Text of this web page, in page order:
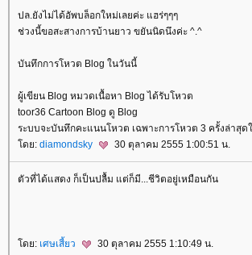
ปล.ยังไม่ได้อัพบล็อกใหม่เลยค่ะ แฮร่ๆๆๆ
ช่วงนี้ขอสะสางการบ้านยาว ขยันนิดนึงค่ะ ^.^
บันทึกการโหวต Blog ในวันนี้
ผู้เขียน Blog หมวดเนื้อหา Blog ได้รับโหวต
toor36 Cartoon Blog ดู Blog
ระบบจะบันทึกคะแนนโหวต เฉพาะการโหวต 3 ครั้งล่าสุ
ดย: diamondsky 30 ตุลาคม 2555 1:00:51 น.
ตัวที่ได้แสดง ก็เป็นปลื้ม แต่ก็มี...ชีวิตอยู่เหมือนกัน
ดย: เศษเสี้ยว 30 ตุลาคม 2555 1:10:49 น.